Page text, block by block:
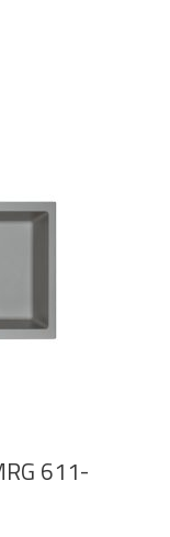
611-